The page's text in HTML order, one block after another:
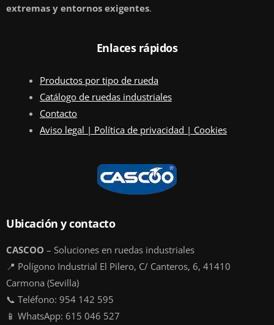
extremas y entornos exigentes.
Enlaces rápidos
Productos por tipo de rueda
Catálogo de ruedas industriales
Contacto
Aviso legal | Política de privacidad | Cookies
Ubicación y contacto
CASCOO – Soluciones en ruedas industriales
📍 Polígono Industrial El Pilero, C/ Canteros, 6, 41410
Carmona (Sevilla)
📞 Teléfono: 954 142 595
📱 WhatsApp: 615 046 527